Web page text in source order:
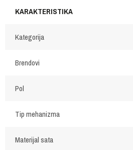
KARAKTERISTIKA
Kategorija
Brendovi
Pol
Tip mehanizma
Materijal sata